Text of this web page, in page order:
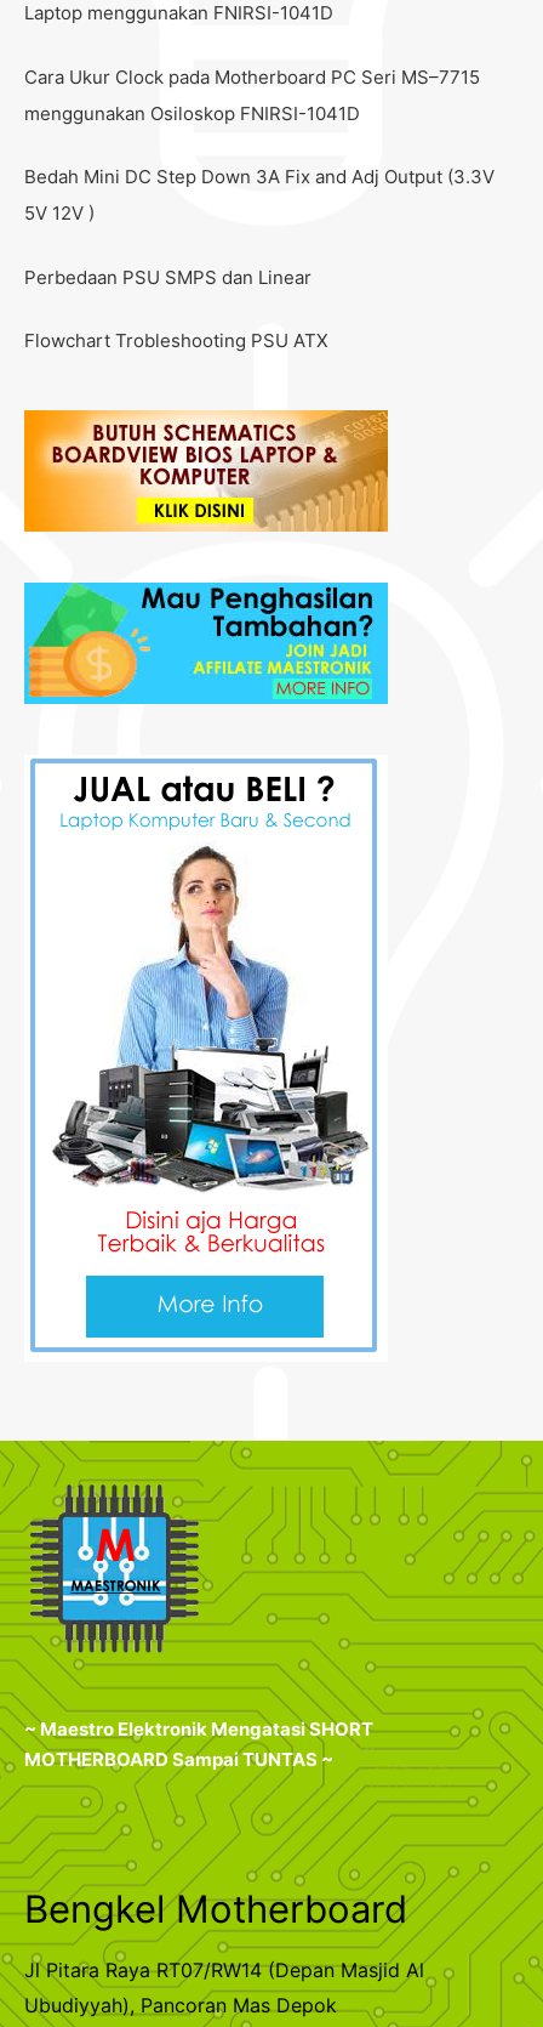
Laptop menggunakan FNIRSI-1041D
Cara Ukur Clock pada Motherboard PC Seri MS–7715
menggunakan Osiloskop FNIRSI-1041D
Bedah Mini DC Step Down 3A Fix and Adj Output (3.3V
5V 12V )
Perbedaan PSU SMPS dan Linear
Flowchart Trobleshooting PSU ATX
~ Maestro Elektronik Mengatasi SHORT
MOTHERBOARD Sampai TUNTAS ~
Bengkel Motherboard
Jl Pitara Raya RT07/RW14 (Depan Masjid Al
Ubudiyyah), Pancoran Mas Depok